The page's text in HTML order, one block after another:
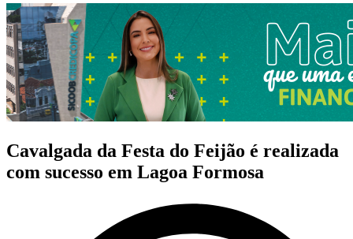
Cavalgada da Festa do Feijão é realizada
com sucesso em Lagoa Formosa